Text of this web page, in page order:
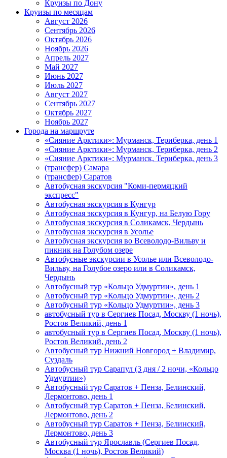
Круизы по Дону
Круизы по месяцам
Август 2026
Сентябрь 2026
Октябрь 2026
Ноябрь 2026
Апрель 2027
Май 2027
Июнь 2027
Июль 2027
Август 2027
Сентябрь 2027
Октябрь 2027
Ноябрь 2027
Города на маршруте
«Сияние Арктики»: Мурманск, Териберка, день 1
«Сияние Арктики»: Мурманск, Териберка, день 2
«Сияние Арктики»: Мурманск, Териберка, день 3
(трансфер) Самара
(трансфер) Саратов
Автобусная экскурсия "Коми-пермяцкий
экспресс"
Автобусная экскурсия в Кунгур
Автобусная экскурсия в Кунгур, на Белую Гору
Автобусная экскурсия в Соликамск, Чердынь
Автобусная экскурсия в Усолье
Автобусная экскурсия во Всеволодо-Вильву и
пикник на Голубом озере
Автобусные экскурсии в Усолье или Всеволодо-
Вильву, на Голубое озеро или в Соликамск,
Чердынь
Автобусный тур «Кольцо Удмуртии», день 1
Автобусный тур «Кольцо Удмуртии», день 2
Автобусный тур «Кольцо Удмуртии», день 3
автобусный тур в Сергиев Посад, Москву (1 ночь),
Ростов Великий, день 1
автобусный тур в Сергиев Посад, Москву (1 ночь),
Ростов Великий, день 2
Автобусный тур Нижний Новгород + Владимир,
Суздаль
Автобусный тур Сарапул (3 дня / 2 ночи, «Кольцо
Удмуртии»)
Автобусный тур Саратов + Пенза, Белинский,
Лермонтово, день 1
Автобусный тур Саратов + Пенза, Белинский,
Лермонтово, день 2
Автобусный тур Саратов + Пенза, Белинский,
Лермонтово, день 3
Автобусный тур Ярославль (Сергиев Посад,
Москва (1 ночь), Ростов Великий)